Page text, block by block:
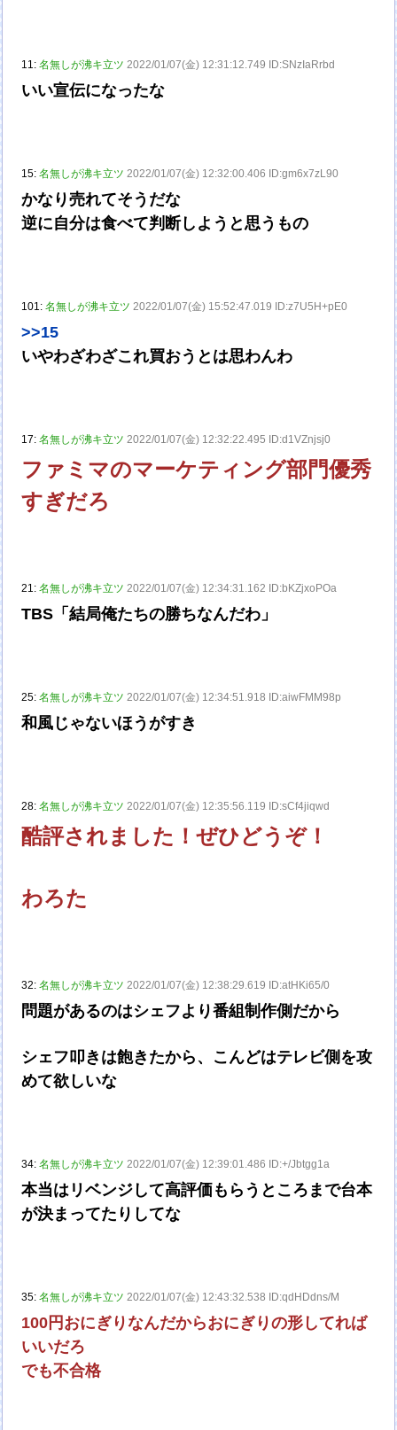
11:名無しが沸キ立ツ 2022/01/07(金) 12:31:12.749 ID:SNzIaRrbd
いい宣伝になったな
15:名無しが沸キ立ツ 2022/01/07(金) 12:32:00.406 ID:gm6x7zL90
かなり売れてそうだな
逆に自分は食べて判断しようと思うもの
101:名無しが沸キ立ツ 2022/01/07(金) 15:52:47.019 ID:z7U5H+pE0
>>15
いやわざわざこれ買おうとは思わんわ
17:名無しが沸キ立ツ 2022/01/07(金) 12:32:22.495 ID:d1VZnjsj0
ファミマのマーケティング部門優秀
すぎだろ
21:名無しが沸キ立ツ 2022/01/07(金) 12:34:31.162 ID:bKZjxoPOa
TBS「結局俺たちの勝ちなんだわ」
25:名無しが沸キ立ツ 2022/01/07(金) 12:34:51.918 ID:aiwFMM98p
和風じゃないほうがすき
28:名無しが沸キ立ツ 2022/01/07(金) 12:35:56.119 ID:sCf4jiqwd
酷評されました！ぜひどうぞ！
わろた
32:名無しが沸キ立ツ 2022/01/07(金) 12:38:29.619 ID:atHKi65/0
問題があるのはシェフより番組制作側だから
シェフ叩きは飽きたから、こんどはテレビ側を攻
めて欲しいな
34:名無しが沸キ立ツ 2022/01/07(金) 12:39:01.486 ID:+/Jbtgg1a
本当はリベンジして高評価もらうところまで台本
が決まってたりしてな
35:名無しが沸キ立ツ 2022/01/07(金) 12:43:32.538 ID:qdHDdns/M
100円おにぎりなんだからおにぎりの形してれば
いいだろ
でも不合格